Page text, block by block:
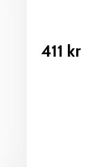
411 kr